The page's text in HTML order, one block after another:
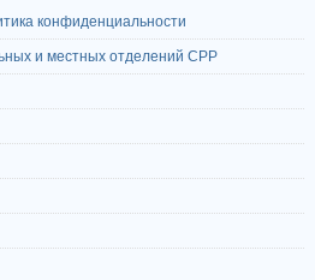
конфиденциальности
и местных отделений СРР